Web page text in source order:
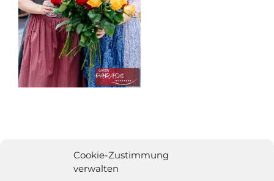
Cookie-Zustimmung
verwalten